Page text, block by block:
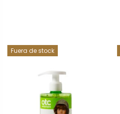
Fuera de stock